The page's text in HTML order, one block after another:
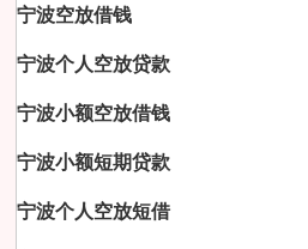
宁波空放借钱
宁波个人空放贷款
宁波小额空放借钱
宁波小额短期贷款
宁波个人空放短借